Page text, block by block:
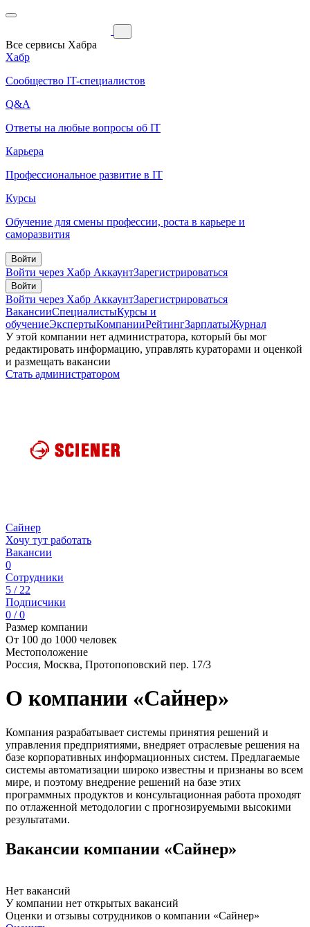
Все сервисы Хабра
Хабр
Сообщество IT-специалистов
Q&A
Ответы на любые вопросы об IT
Карьера
Профессиональное развитие в IT
Курсы
Обучение для смены профессии, роста в карьере и
саморазвития
Войти
Войти через Хабр АккаунтЗарегистрироваться
Войти
Войти через Хабр АккаунтЗарегистрироваться
ВакансииСпециалистыКурсы и
обучениеЭкспертыКомпанииРейтингЗарплатыЖурнал
У этой компании нет администратора, который бы мог
редактировать информацию, управлять кураторами и оценкой
и размещать вакансии
Стать администратором
Сайнер
Хочу тут работать
Вакансии
0
Сотрудники
5 / 22
Подписчики
0 / 0
Размер компании
От 100 до 1000 человек
Местоположение
Россия, Москва, Протопоповский пер. 17/3
О компании «Сайнер»
Компания разрабатывает системы принятия решений и
управления предприятиями, внедряет отраслевые решения на
базе корпоративных информационных систем. Предлагаемые
системы автоматизации широко известны и признаны во всем
мире, и поэтому внедрение решений на базе этих
программных продуктов и консультационная работа проходят
по отлаженной методологии с прогнозируемыми высокими
результатами.
Вакансии компании «Сайнер»
Нет вакансий
У компании нет открытых вакансий
Оценки и отзывы сотрудников о компании «Сайнер»